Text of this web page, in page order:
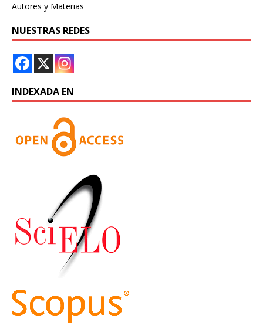
Autores y Materias
NUESTRAS REDES
INDEXADA EN